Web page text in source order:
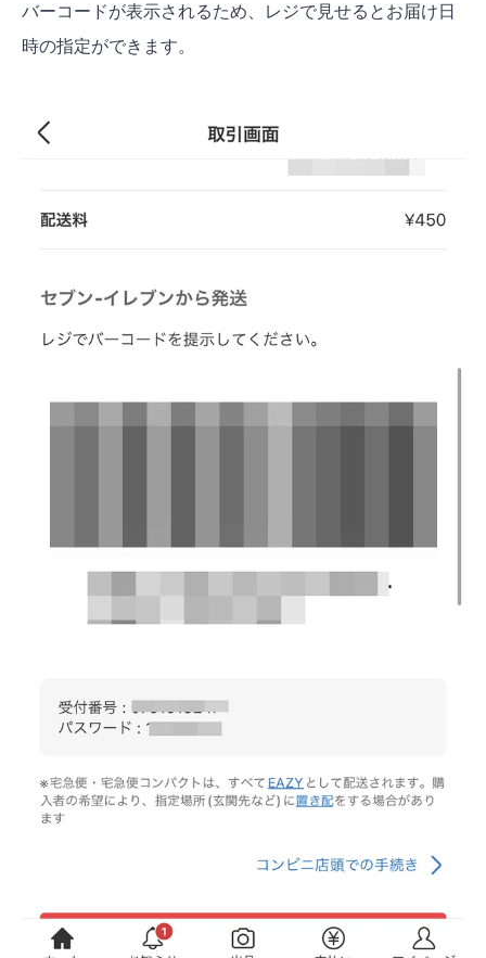
バーコードが表示されるため、レジで見せるとお届け日
時の指定ができます。